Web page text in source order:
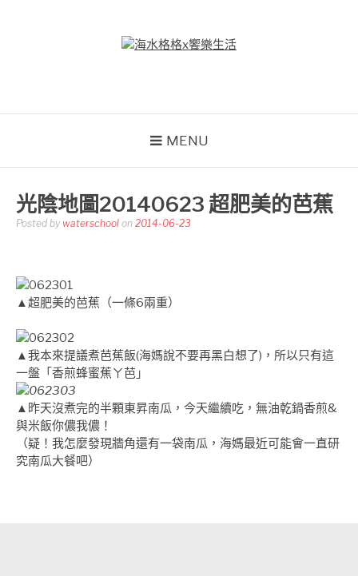
MENU
光陰地圖20140623 超肥美的芭蕉
Posted by waterschool on 2014-06-23
▲超肥美的芭蕉（一條6兩重）
▲我本來提議煮芭蕉飯(海媽說不要再黑白想了)，所以只有這
一盤「香煎蜂蜜蕉ㄚ芭」
▲ 昨天沒煮完的半顆東昇南瓜，今天繼續吃，無油乾鍋香煎&
與米飯你儂我儂！
（疑！我怎麼發現牆角還有一袋南瓜，海媽最近可能會一直研
究南瓜大餐吧）